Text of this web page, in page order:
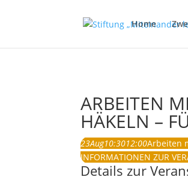
Home
ARBEITEN
HÄKELN –
23Aug10:3012:00Arbeiten
INFORMATIONEN ZUR
Details zur